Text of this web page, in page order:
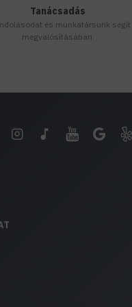
Tanácsadás
és munkatársunk segít
megvalósításában.